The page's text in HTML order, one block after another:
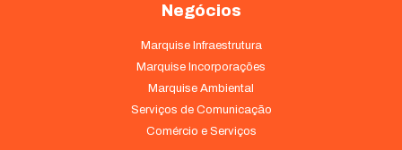
Negócios
Marquise Infraestrutura
Marquise Incorporações
Marquise Ambiental
Serviços de Comunicação
Comércio e Serviços